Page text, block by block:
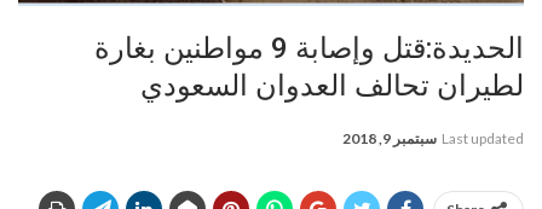
الحديدة:قتل وإصابة 9 مواطنين بغارة
لطيران تحالف العدوان السعودي
Last updated سبتمبر 9, 2018